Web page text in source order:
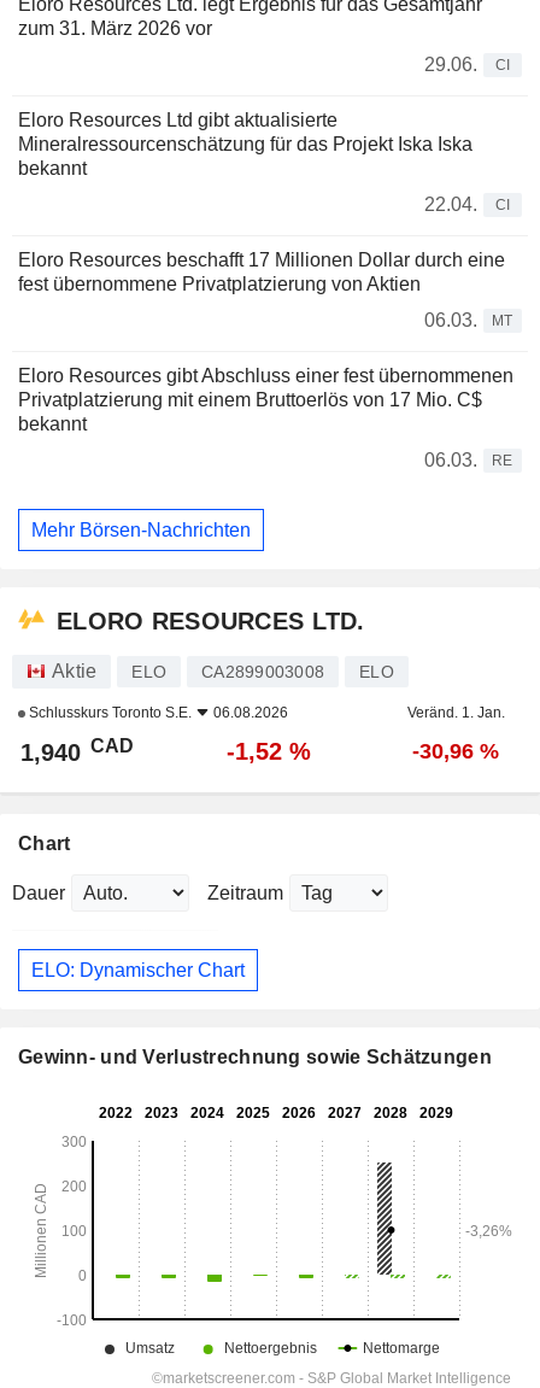
Eloro Resources Ltd. legt Ergebnis für das Gesamtjahr
zum 31. März 2026 vor
29.06.
CI
Eloro Resources Ltd gibt aktualisierte
Mineralressourcenschätzung für das Projekt Iska Iska
bekannt
22.04.
CI
Eloro Resources beschafft 17 Millionen Dollar durch eine
fest übernommene Privatplatzierung von Aktien
06.03.
MT
Eloro Resources gibt Abschluss einer fest übernommenen
Privatplatzierung mit einem Bruttoerlös von 17 Mio. C$
bekannt
06.03.
RE
Mehr Börsen-Nachrichten
ELORO RESOURCES LTD.
Aktie ELO CA2899003008 ELO
Schlusskurs Toronto S.E. 06.08.2026 Veränd. 1. Jan.
1,940 CAD -1,52 % -30,96 %
Chart
Dauer Zeitraum
ELO: Dynamischer Chart
Gewinn- und Verlustrechnung sowie Schätzungen